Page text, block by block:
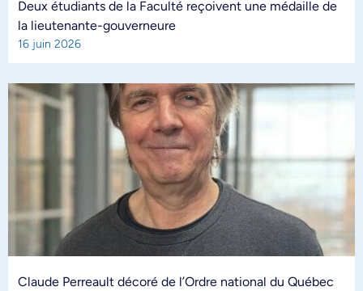
Deux étudiants de la Faculté reçoivent une médaille de
la lieutenante-gouverneure
16 juin 2026
Claude Perreault décoré de l’Ordre national du Québec